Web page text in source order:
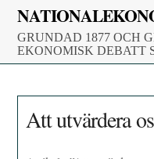
Skip
content
GRUNDAD 1877 OCH
EKONOMISK DEBATT
Att utvärdera